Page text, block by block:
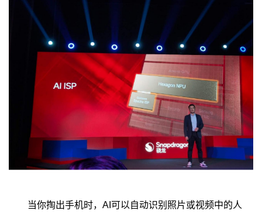
当你掏出手机时，AI可以自动识别照片或视频中的人